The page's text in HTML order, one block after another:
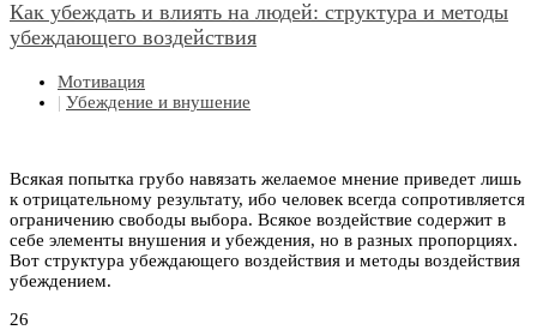
Как убеждать и влиять на людей: структура и методы
убеждающего воздействия
Мотивация
| Убеждение и внушение
Всякая попытка грубо навязать желаемое мнение приведет лишь
к отрицательному результату, ибо человек всегда сопротивляется
ограничению свободы выбора. Всякое воздействие содержит в
себе элементы внушения и убеждения, но в разных пропорциях.
Вот структура убеждающего воздействия и методы воздействия
убеждением.
26